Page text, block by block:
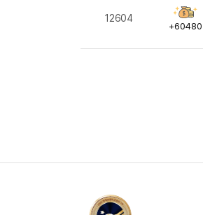
12604
획
득
+60480